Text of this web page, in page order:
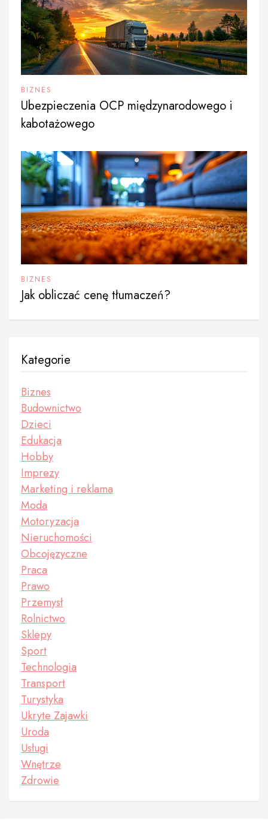
BIZNES
Ubezpieczenia OCP międzynarodowego i
kabotażowego
BIZNES
Jak obliczać cenę tłumaczeń?
Kategorie
Biznes
Budownictwo
Dzieci
Edukacja
Hobby
Imprezy
Marketing i reklama
Moda
Motoryzacja
Nieruchomości
Obcojęzyczne
Praca
Prawo
Przemysł
Rolnictwo
Sklepy
Sport
Technologia
Transport
Turystyka
Ukryte Zajawki
Uroda
Usługi
Wnętrze
Zdrowie